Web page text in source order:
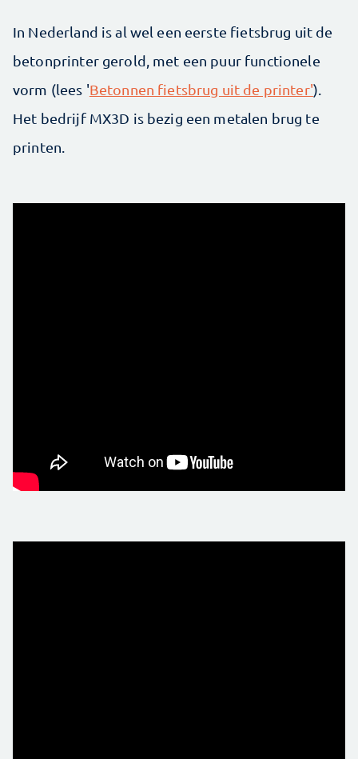
In Nederland is al wel een eerste fietsbrug uit de
betonprinter gerold, met een puur functionele
vorm (lees 'Betonnen fietsbrug uit de printer').
Het bedrijf MX3D is bezig een metalen brug te
printen.